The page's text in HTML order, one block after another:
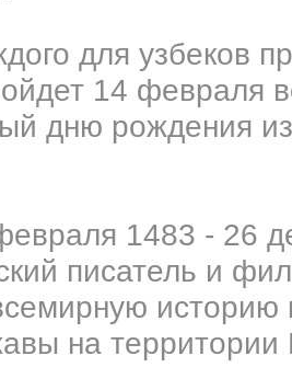
для узбеков
14 февраля
дню рождения
1483 - 26
писатель и
историю
на